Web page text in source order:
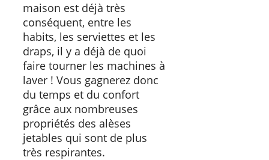
maison est déjà très
conséquent, entre les
habits, les serviettes et les
draps, il y a déjà de quoi
faire tourner les machines à
laver ! Vous gagnerez donc
du temps et du confort
grâce aux nombreuses
propriétés des alèses
jetables qui sont de plus
très respirantes.